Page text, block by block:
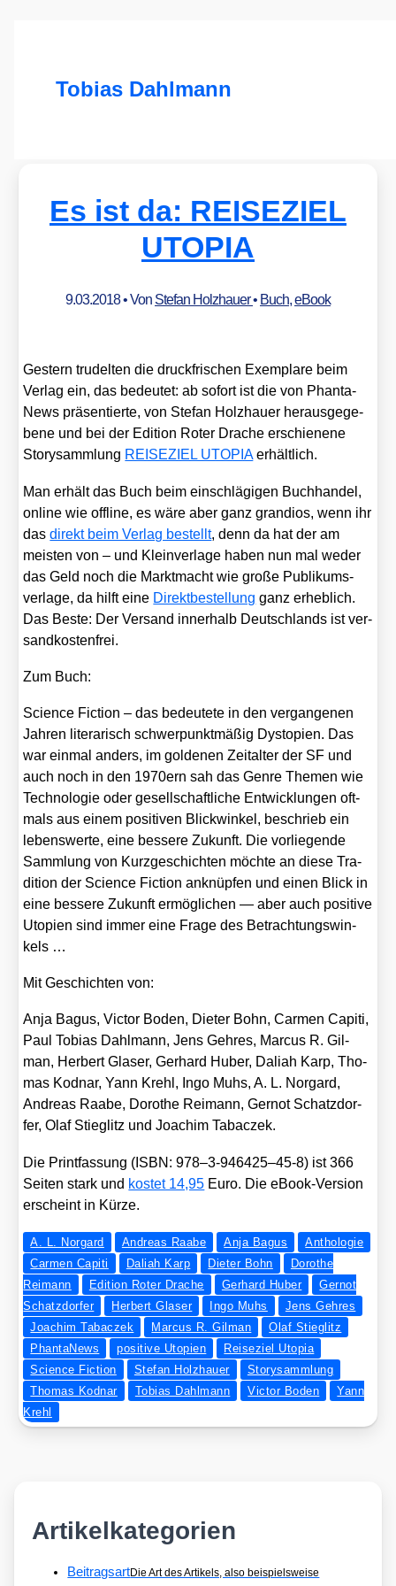
Tobias Dahlmann
Es ist da: REISEZIEL
UTOPIA
9.03.2018• Von Stefan Holzhauer• Buch,eBook
Ges­tern tru­del­ten die druck­fri­schen Exem­pla­re beim
Ver­lag ein, das bedeu­tet: ab sofort ist die von Phan­ta­
News prä­sen­tier­te, von Ste­fan Holz­hau­er her­aus­ge­ge­
be­ne und bei der Edi­ti­on Roter Dra­che erschie­ne­ne
Sto­ry­samm­lung REISEZIEL UTOPIAerhält­lich.
Man erhält das Buch beim ein­schlä­gi­gen Buch­han­del,
online wie off­line, es wäre aber ganz gran­di­os, wenn ihr
dasdirekt beim Ver­lag bestellt, denn da hat der am
meis­ten von – und Klein­ver­la­ge haben nun mal weder
das Geld noch die Markt­macht wie gro­ße Publi­kums­
ver­la­ge, da hilft eine Direkt­be­stel­lung ganz erheb­lich.
Das Bes­te: Der Ver­sand inner­halb Deutsch­lands ist ver­
sand­kos­ten­frei.
Zum Buch:
Sci­ence Fic­tion – das bedeu­te­te in den ver­gan­ge­nen
Jah­ren lite­ra­risch schwer­punkt­mä­ßig Dys­to­pien. Das
war ein­mal anders, im gol­de­nen Zeit­al­ter der SF und
auch noch in den 1970ern sah das Gen­re The­men wie
Tech­no­lo­gie oder gesell­schaft­li­che Ent­wick­lun­gen oft­
mals aus einem posi­ti­ven Blick­win­kel, beschrieb ein
lebens­wer­te, eine bes­se­re Zukunft. Die vor­lie­gen­de
Samm­lung von Kurz­ge­schich­ten möch­te an die­se Tra­
di­ti­on der Sci­ence Fic­tion anknüp­fen und einen Blick in
eine bes­se­re Zukunft ermög­li­chen — aber auch posi­ti­ve
Uto­pien sind immer eine Fra­ge des Betrach­tungs­win­
kels …
Mit Geschich­ten von:
Anja Bagus, Vic­tor Boden, Die­ter Bohn, Car­men Capi­ti,
Paul Tobi­as Dah­l­mann, Jens Geh­res, Mar­cus R. Gil­
man, Her­bert Gla­ser, Ger­hard Huber, Daliah Karp, Tho­
mas Kod­nar, Yann Krehl, Ingo Muhs, A. L. Nor­gard,
Andre­as Raa­be, Doro­the Rei­mann, Ger­not Schatz­dor­
fer, Olaf Stieg­litz und Joa­chim Tabac­zek.
Die Print­fas­sung (ISBN: 978–3‑946425–45‑8) ist 366
Sei­ten stark und kos­tet 14,95 Euro. Die eBook-Ver­si­on
erscheint in Kür­ze.
A. L. Norgard Andreas Raabe Anja Bagus
Anthologie
Carmen Capiti
Daliah Karp Dieter Bohn
Dorothe
Reimann
Edition Roter Drache Gerhard Huber
Gernot
Schatzdorfer
Herbert Glaser Ingo Muhs
Jens Gehres
Joachim Tabaczek
Marcus R. Gilman
Olaf Stieglitz
PhantaNews
positive Utopien
Reiseziel Utopia
Science Fiction
Stefan Holzhauer
Storysammlung
Thomas Kodnar
Tobias Dahlmann Victor Boden
Yann
Krehl
Artikelkategorien
BeitragsartDie Art des Artikels, also beispielsweise